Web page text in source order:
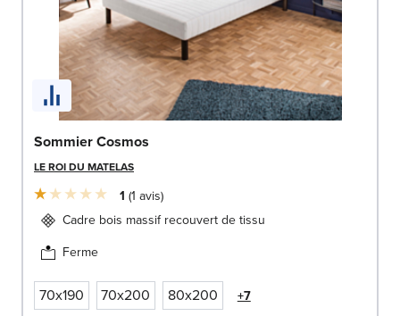
Sommier Cosmos
LE ROI DU MATELAS
1 1 avis
Cadre bois massif recouvert de tissu
Ferme
70x190 70x200 80x200 +7